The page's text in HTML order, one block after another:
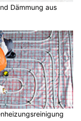
Dämmung aus